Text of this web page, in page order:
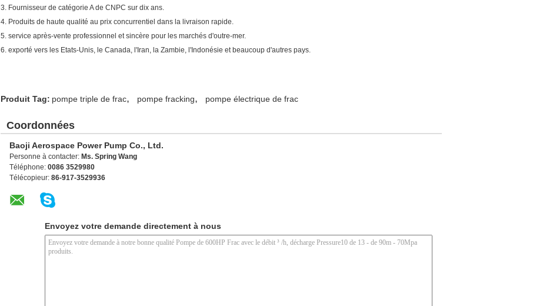
3. Fournisseur de catégorie A de CNPC sur dix ans.
4. Produits de haute qualité au prix concurrentiel dans la livraison rapide.
5. service après-vente professionnel et sincère pour les marchés d'outre-mer.
6. exporté vers les Etats-Unis, le Canada, l'Iran, la Zambie, l'Indonésie et beaucoup d'autres pays.
Produit Tag: pompe triple de frac, pompe fracking, pompe électrique de frac
Coordonnées
Baoji Aerospace Power Pump Co., Ltd.
Personne à contacter: Ms. Spring Wang
Téléphone: 0086 3529980
Télécopieur: 86-917-3529936
Envoyez votre demande directement à nous